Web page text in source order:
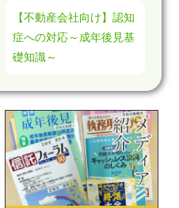
【不動産会社向け】認知
症への対応～成年後見基
礎知識～